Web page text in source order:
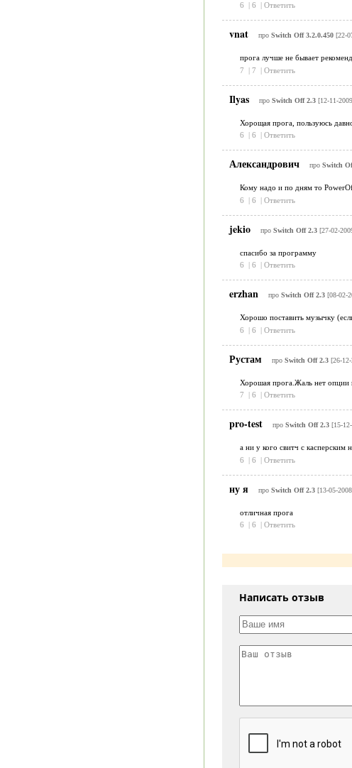
6
| 6 | Ответить
vnat про Switch Off 3.2.0.450[22-
прога лучше не бывает
7
| 7 | Ответить
Ilyas про Switch Off 2.3[12-11-
Хорощая прога, пользуюсь
6
| 6 | Ответить
Александрович про Switch
Кому надо и по дням то
6
| 6 | Ответить
jekio про Switch Off 2.3[27-02-
спасибо за программу
6
| 6 | Ответить
erzhan про Switch Off 2.3[08-02-
Хорошо поставить музычку
6
| 6 | Ответить
Рустам про Switch Off 2.3[26-12-
Хорошая прога.Жаль нет
7
| 6 | Ответить
pro-test про Switch Off 2.3[15-
а ни у кого свитч с касперским
6
| 6 | Ответить
ну я про Switch Off 2.3[13-05-
отличная прога
6
| 6 | Ответить
Написать отзыв